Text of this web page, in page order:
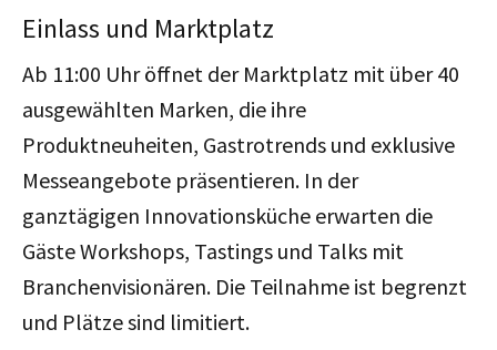
Einlass und Marktplatz
Ab 11:00 Uhr öffnet der Marktplatz mit über 40
ausgewählten Marken, die ihre
Produktneuheiten, Gastrotrends und exklusive
Messeangebote präsentieren. In der
ganztägigen Innovationsküche erwarten die
Gäste Workshops, Tastings und Talks mit
Branchenvisionären. Die Teilnahme ist begrenzt
und Plätze sind limitiert.